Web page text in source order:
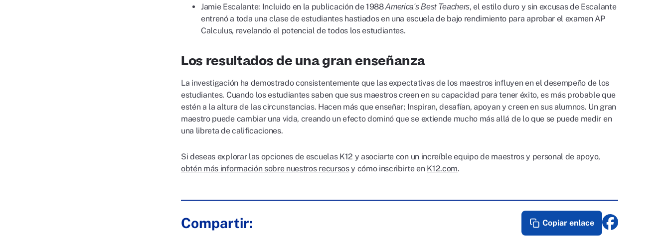
Jamie Escalante: Incluido en la publicación de 1988America's Best Teachers, el estilo duro y sin excusas de Escalante
entrenó a toda una clase de estudiantes hastiados en una escuela de bajo rendimiento para aprobar el examen AP
Calculus, revelando el potencial de todos los estudiantes.
Los resultados de una gran enseñanza
La investigación ha demostrado consistentemente que las expectativas de los maestros influyen en el desempeño de los
estudiantes. Cuando los estudiantes saben que sus maestros creen en su capacidad para tener éxito, es más probable que
estén a la altura de las circunstancias. Hacen más que enseñar; Inspiran, desafían, apoyan y creen en sus alumnos. Un gran
maestro puede cambiar una vida, creando un efecto dominó que se extiende mucho más allá de lo que se puede medir en
una libreta de calificaciones.
Si deseas explorar las opciones de escuelas K12 y asociarte con un increíble equipo de maestros y personal de apoyo,
obtén más información sobre nuestros recursosy cómo inscribirte en K12.com.
Compartir: Copiar enlace